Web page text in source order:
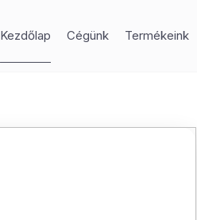
Kezdőlap Cégünk Termékeink